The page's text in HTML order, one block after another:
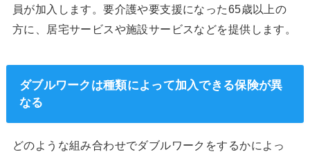
員が加入します。要介護や要支援になった65歳以上の
方に、居宅サービスや施設サービスなどを提供します。
ダブルワークは種類によって加入できる保険が異
なる
どのような組み合わせでダブルワークをするかによっ